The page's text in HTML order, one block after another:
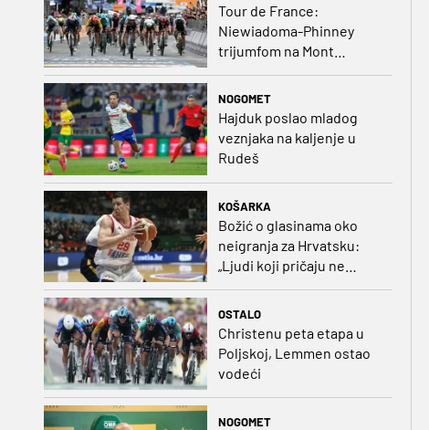
Tour de France:
Niewiadoma-Phinney
trijumfom na Mont
NOGOMET
Hajduk poslao mladog
veznjaka na kaljenje u
Rudeš
KOŠARKA
Božić o glasinama oko
neigranja za Hrvatsku:
„Ljudi koji pričaju ne
plaćaju mi račune, ne
dušebrižnika“
OSTALO
Christenu peta etapa u
Poljskoj, Lemmen ostao
vodeći
NOGOMET